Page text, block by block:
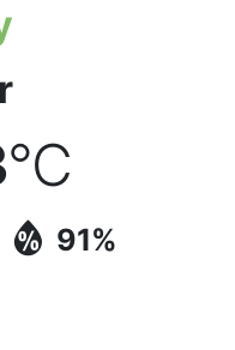
°C
91%